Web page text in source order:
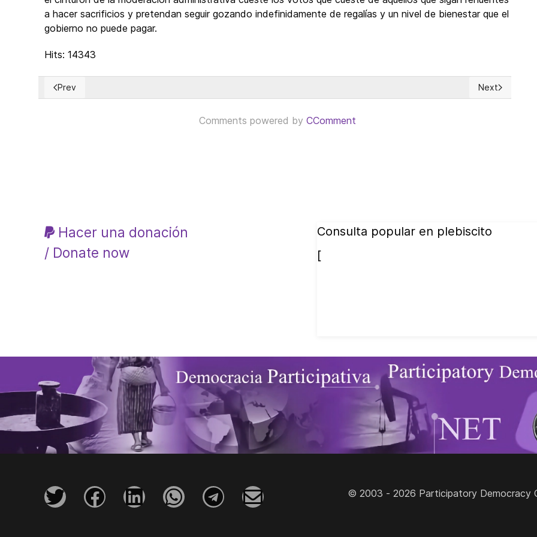
a hacer sacrificios y pretendan seguir gozando indefinidamente de regalías y un nivel de bienestar que el
gobierno no puede pagar.
Hits: 14343
Previous article: ¿La moneda del futuro?
Prev Next article:
Next
Comments powered byCComment
Hacer una donación
/ Donate now
Consulta popular en plebiscito
[
© 2003 - 2026 Participatory Democracy